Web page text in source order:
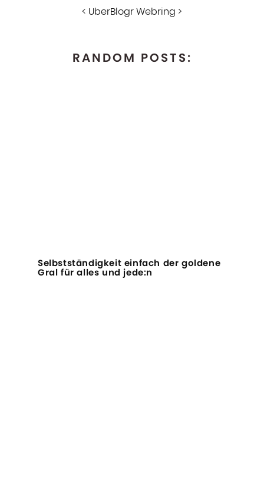
< UberBlogr Webring >
RANDOM POSTS:
Selbstständigkeit einfach der goldene
Gral für alles und jede:n